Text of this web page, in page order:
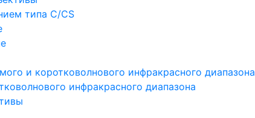
типа C/CS
и коротковолнового инфракрасного диапазона
инфракрасного диапазона